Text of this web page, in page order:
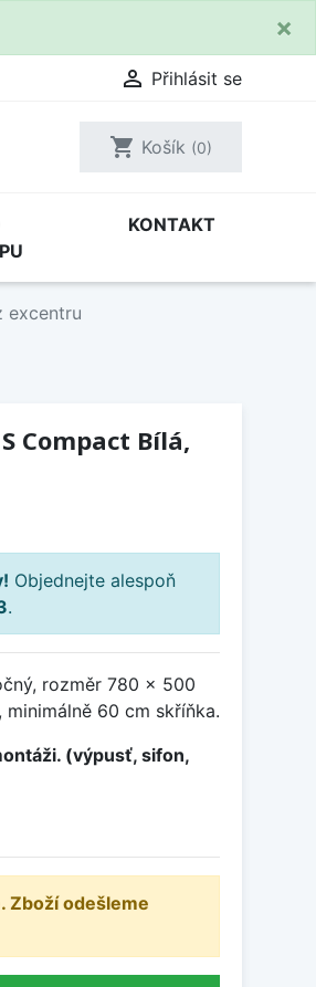
×
 Přihlásit se
shopping_cart Košík (0)
KONTAKT
excentru
Compact Bílá,
Objednejte alespoň
.
rozměr 780 x 500
60 cm skříňka.
(výpusť, sifon,
Zboží odešleme